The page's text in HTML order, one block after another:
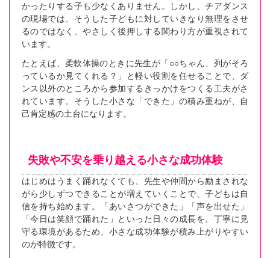
かったりする子も少なくありません。しかし、チアダンス
の現場では、そうした子どもに対していきなり無理をさせ
るのではなく、やさしく後押しする関わり方が重視されて
います。
たとえば、柔軟体操のときに先生が「○○ちゃん、列がそろ
っているか見てくれる？」と軽い役割を任せることで、ダ
ンス以外のところから参加するきっかけをつくる工夫がさ
れています。そうした小さな「できた」の積み重ねが、自
己肯定感の土台になります。
失敗や不安を乗り越える小さな成功体験
はじめはうまく踊れなくても、先生や仲間から励まされな
がら少しずつできることが増えていくことで、子どもは自
信を持ち始めます。「あいさつができた」「声を出せた」
「今日は笑顔で踊れた」といった日々の成長を、丁寧に見
守る環境があるため、小さな成功体験が積み上がりやすい
のが特徴です。